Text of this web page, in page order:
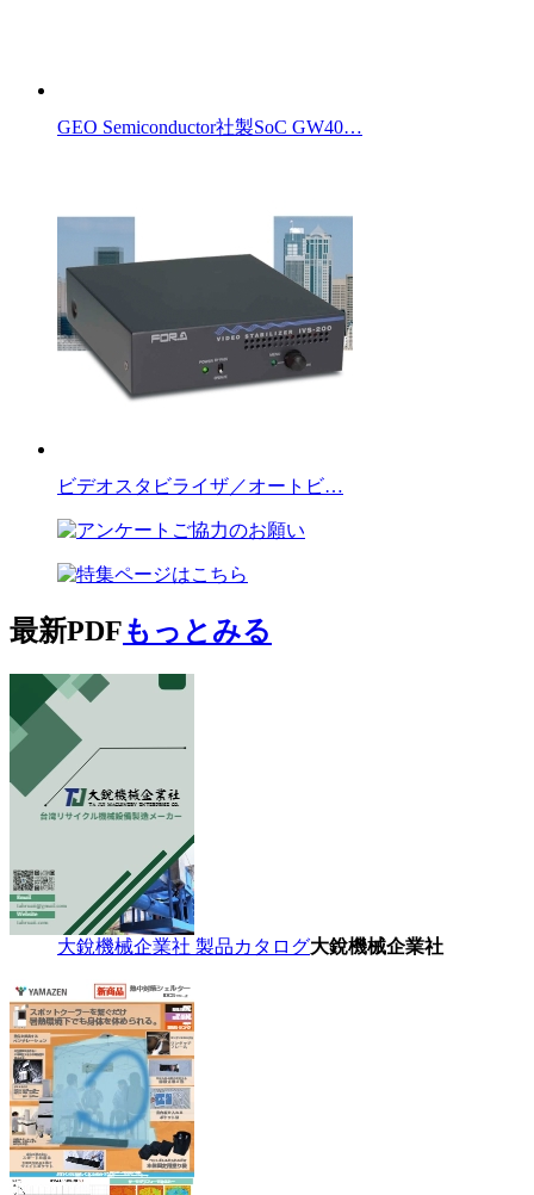
GEO Semiconductor社製SoC GW40…
ビデオスタビライザ／オートビ…
最新PDFもっとみる
大銳機械企業社 製品カタログ大銳機械企業社